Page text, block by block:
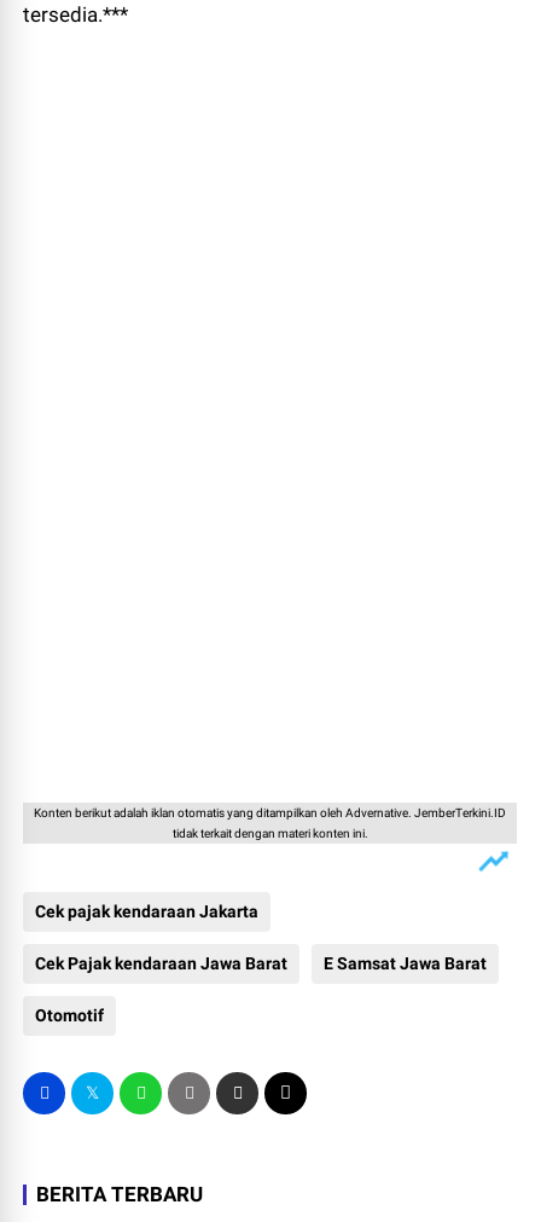
tersedia.***
Konten berikut adalah iklan otomatis yang ditampilkan oleh Advernative. JemberTerkini.ID
tidak terkait dengan materi konten ini.
Cek pajak kendaraan Jakarta
Cek Pajak kendaraan Jawa Barat E Samsat Jawa Barat
Otomotif
BERITA TERBARU